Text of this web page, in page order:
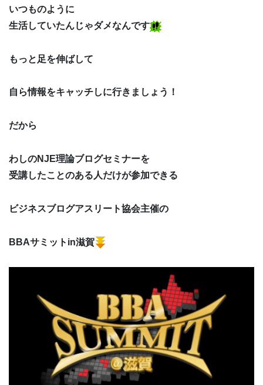
いつものように
生活していたんじゃダメなんです
もっと足を伸ばして
自ら情報をキャッチしに行きましょう！
だから
わしのNJE理論ブログセミナーを
受講したことのある人だけが参加できる
ビジネスブログアスリート協会主催の
BBAサミットin滋賀